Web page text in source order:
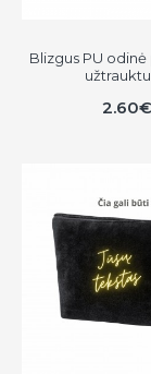
Blizgus PU odinė
2.60€